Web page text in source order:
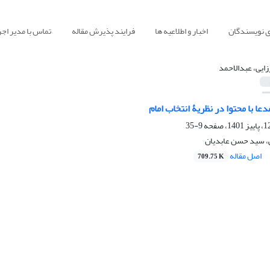
نویسندگان اخبار و اطلاعیه ها فرایند پذیرش مقاله تماس با مدیر
عبدالاحمد
با محتوا در نظریۀ انتخاب امام
9-35
سید حسن عابدیان
اصل مقاله 709.75 K